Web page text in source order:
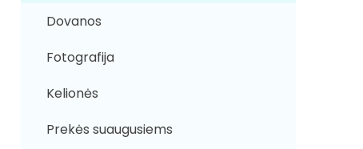
Dovanos
Fotografija
Kelionės
Prekės suaugusiems